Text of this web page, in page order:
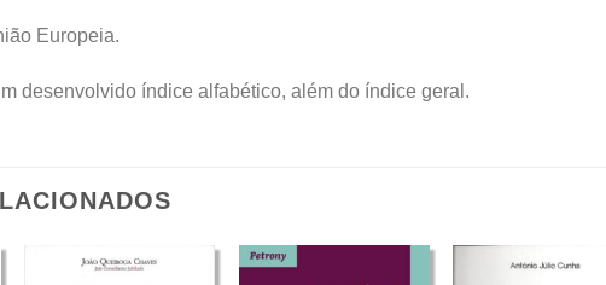
Europeia.
desenvolvido índice alfabético, além do índice geral.